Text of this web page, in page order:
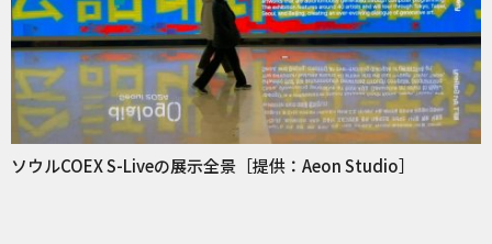
ソウルCOEX S-Liveの展示全景［提供：Aeon Studio］